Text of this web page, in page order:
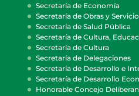
Secretaría de Economía
Secretaría de Obras y
Secretaría de Salud Pública
Secretaría de Cultura,
Secretaría de Cultura
Secretaría de Delegaciones
Secretaría de Desarrollo e
Secretaría de Desarrollo
Honorable Concejo